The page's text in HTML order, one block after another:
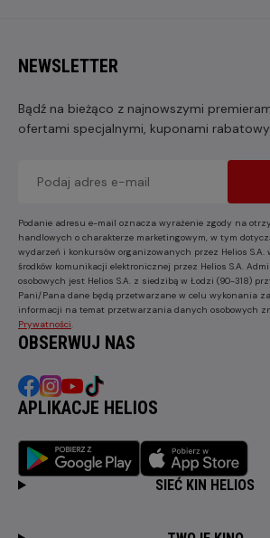
NEWSLETTER
Bądź na bieżąco z najnowszymi
ofertami specjalnymi, kuponami
Podanie adresu e-mail oznacza wyrażenie zgody na
handlowych o charakterze marketingowym, w tym
wydarzeń i konkursów organizowanych przez Helios S.A.
środków komunikacji elektronicznej przez Helios S.A.
osobowych jest Helios S.A. z siedzibą w Łodzi (90-318)
Pani/Pana dane będą przetwarzane w celu wykonania
informacji na temat przetwarzania danych osobowych
Prywatności.
OBSERWUJ NAS
APLIKACJE HELIOS
SIEĆ KIN HELIOS